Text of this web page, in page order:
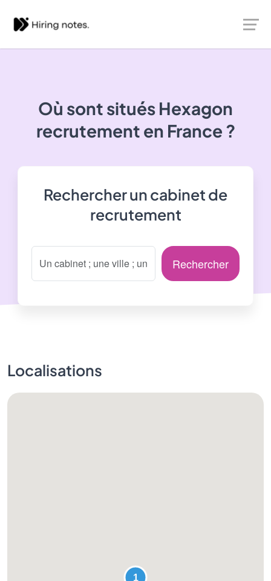
Où sont situés Hexagon
recrutement en France ?
Rechercher un cabinet de
recrutement
Rechercher
Localisations